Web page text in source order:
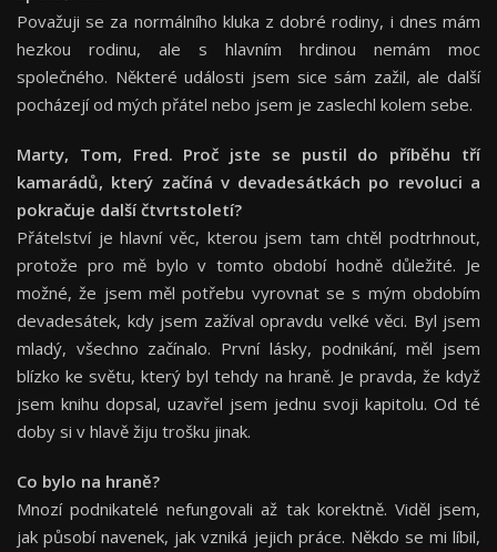
Považuji se za normálního kluka z dobré rodiny, i dnes mám
hezkou rodinu, ale s hlavním hrdinou nemám moc
společného. Některé události jsem sice sám zažil, ale další
pocházejí od mých přátel nebo jsem je zaslechl kolem sebe.
Marty, Tom, Fred. Proč jste se pustil do příběhu tří
kamarádů, který začíná v devadesátkách po revoluci a
pokračuje další čtvrtstoletí?
Přátelství je hlavní věc, kterou jsem tam chtěl podtrhnout,
protože pro mě bylo v tomto období hodně důležité. Je
možné, že jsem měl potřebu vyrovnat se s mým obdobím
devadesátek, kdy jsem zažíval opravdu velké věci. Byl jsem
mladý, všechno začínalo. První lásky, podnikání, měl jsem
blízko ke světu, který byl tehdy na hraně. Je pravda, že když
jsem knihu dopsal, uzavřel jsem jednu svoji kapitolu. Od té
doby si v hlavě žiju trošku jinak.
Co bylo na hraně?
Mnozí podnikatelé nefungovali až tak korektně. Viděl jsem,
jak působí navenek, jak vzniká jejich práce. Někdo se mi líbil,